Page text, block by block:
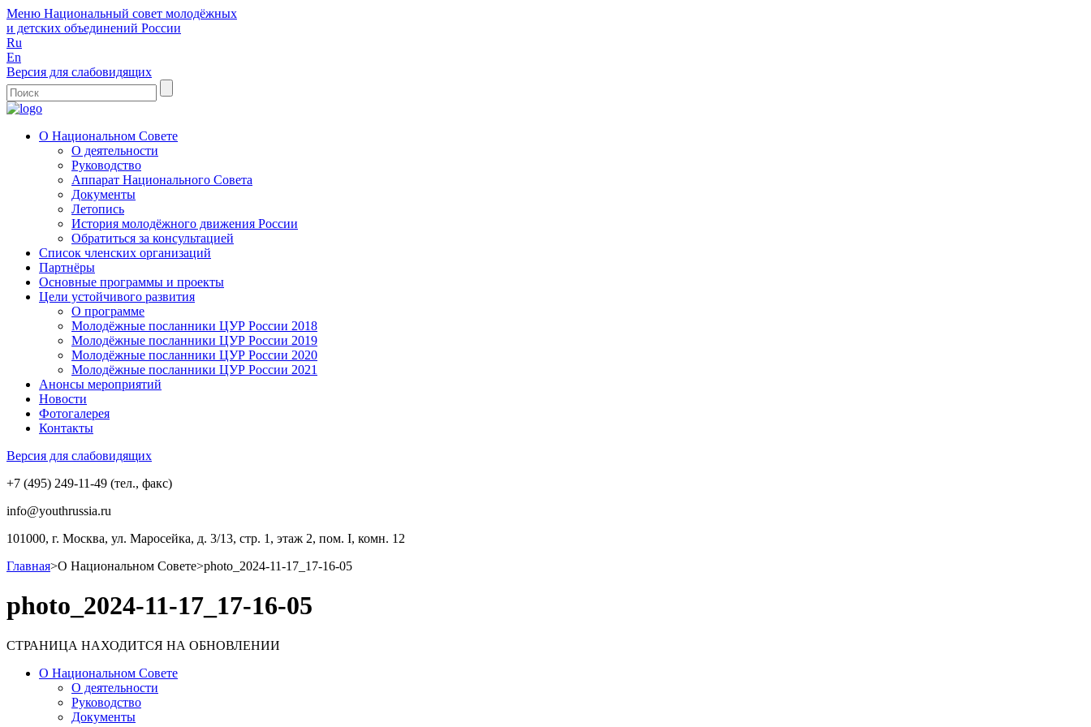
Меню Национальный совет молодёжных
и детских объединений России
Ru
En
Версия для слабовидящих
О Национальном Совете
О деятельности
Руководство
Аппарат Национального Совета
Документы
Летопись
История молодёжного движения России
Обратиться за консультацией
Список членских организаций
Партнёры
Основные программы и проекты
Цели устойчивого развития
О программе
Молодёжные посланники ЦУР России 2018
Молодёжные посланники ЦУР России 2019
Молодёжные посланники ЦУР России 2020
Молодёжные посланники ЦУР России 2021
Анонсы мероприятий
Новости
Фотогалерея
Контакты
Версия для слабовидящих
+7 (495) 249-11-49 (тел., факс)
info@youthrussia.ru
101000, г. Москва, ул. Маросейка, д. 3/13, стр. 1, этаж 2, пом. I, комн. 12
Главная>О Национальном Совете>photo_2024-11-17_17-16-05
photo_2024-11-17_17-16-05
СТРАНИЦА НАХОДИТСЯ НА ОБНОВЛЕНИИ
О Национальном Совете
О деятельности
Руководство
Документы